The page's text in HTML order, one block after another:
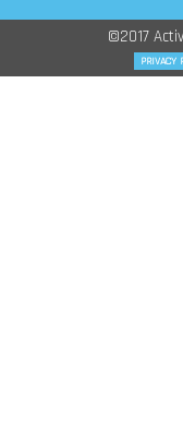
©2017
PRIVACY